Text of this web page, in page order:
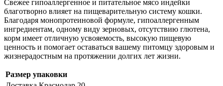
Свежее гипоаллергенное и питательное мясо индейки
благотворно влияет на пищеварительную систему кошки.
Благодаря монопротеиновой формуле, гипоаллергенным
ингредиентам, одному виду зерновых, отсутствию глютена,
корм имеет отличную усвояемость, высокую пищевую
ценность и помогает оставаться вашему питомцу здоровым и
жизнерадостным на протяжении долгих лет жизни.
Размер упаковки